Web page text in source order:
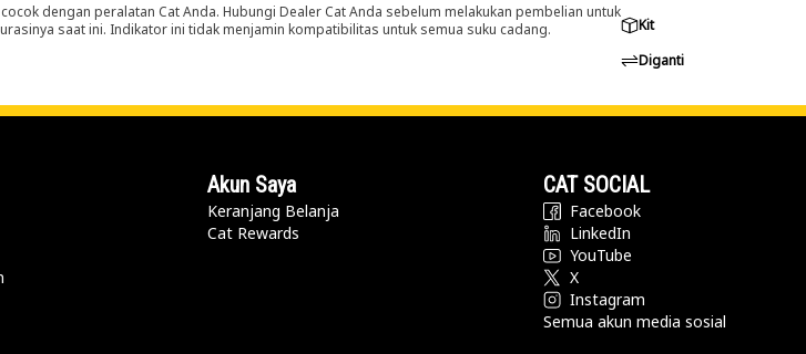
dengan peralatan Cat Anda. Hubungi Dealer Cat Anda sebelum melakukan pembelian untuk
saat ini. Indikator ini tidak menjamin kompatibilitas untuk semua suku cadang.
Kit
Diganti
Akun Saya
Keranjang Belanja
Cat Rewards
CAT SOCIAL
Facebook
LinkedIn
YouTube
X
Instagram
Semua akun media sosial